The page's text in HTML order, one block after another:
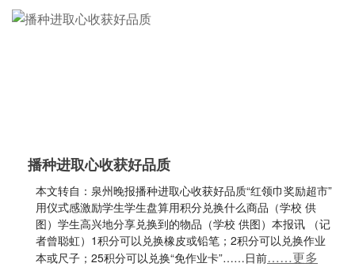
播种进取心收获好品质
本文转自：泉州晚报播种进取心收获好品质“红领巾奖励超市”
用仪式感激励学生学生盘算用积分兑换什么商品（学校 供
图）学生高兴地分享兑换到的物品（学校 供图）本报讯 （记
者曾聪虹）1积分可以兑换橡皮或铅笔；2积分可以兑换作业
本或尺子；25积分可以兑换“免作业卡”……日前……更多